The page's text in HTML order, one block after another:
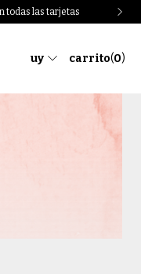
las tarjetas
uy carrito(0)